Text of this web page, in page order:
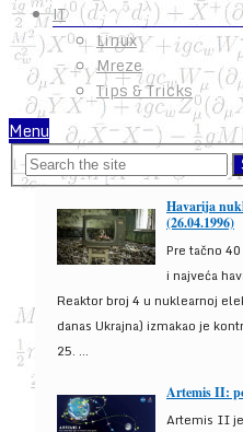
IT
Linux
Mreze
Tips & Tricks
Menu
Havarija
(26.04.1996)
Pre tačno
i najveća
Reaktor broj 4 u nuklearnoj
danas Ukrajna) izmakao je
25. ...
Artemis II:
Artemis II je